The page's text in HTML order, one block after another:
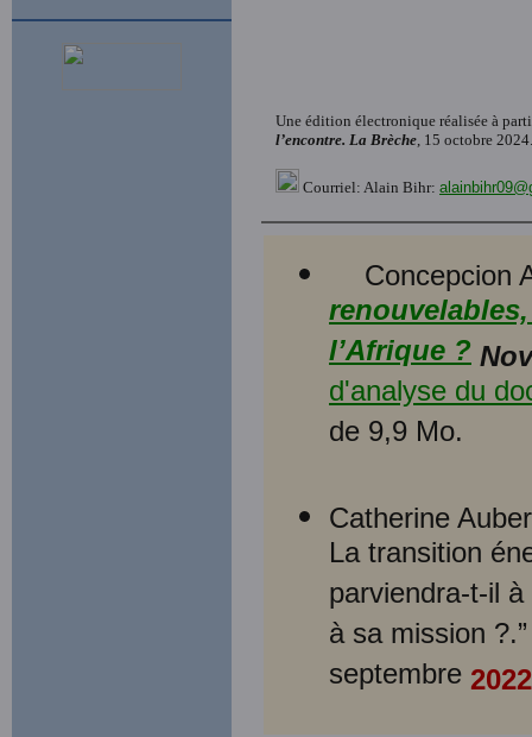
Une édition électronique réalisée à
l’encontre. La Brèche, 15 octobre 2024.
Courriel: Alain Bihr:
Concepcion
l’Afrique ?
d'analyse du
de 9,9 Mo.
Catherine
La transition
parviendra-t-il
à sa mission
septembre 2022